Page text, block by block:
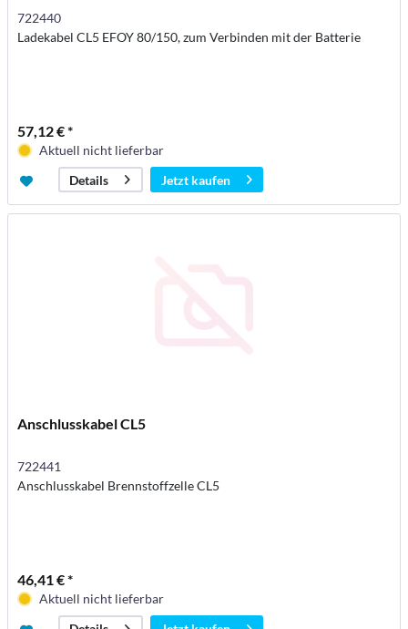
722440
Ladekabel CL5 EFOY 80/150, zum Verbinden mit der Batterie
57,12 € *
Aktuell nicht lieferbar
Details
Jetzt kaufen
Anschlusskabel CL5
722441
Anschlusskabel Brennstoffzelle CL5
46,41 € *
Aktuell nicht lieferbar